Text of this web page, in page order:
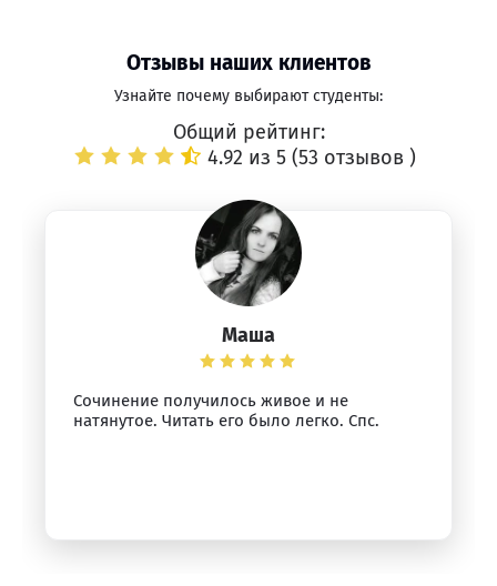
Отзывы наших клиентов
Узнайте почему выбирают студенты:
Общий рейтинг:
4.92 из 5 (53 отзывов )
Маша
Сочинение получилось живое и не
натянутое. Читать его было легко. Спс.